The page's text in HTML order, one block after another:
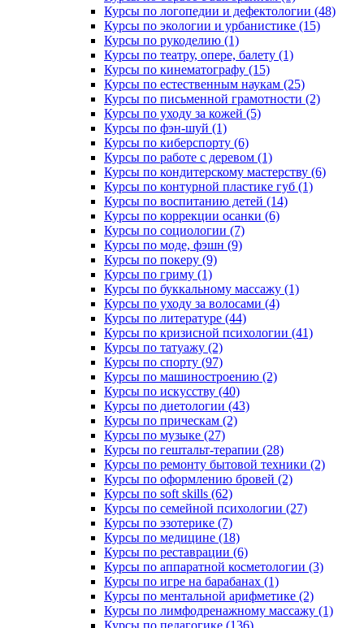
Курсы по логопедии и дефектологии (48)
Курсы по экологии и урбанистике (15)
Курсы по рукоделию (1)
Курсы по театру, опере, балету (1)
Курсы по кинематографу (15)
Курсы по естественным наукам (25)
Курсы по письменной грамотности (2)
Курсы по уходу за кожей (5)
Курсы по фэн-шуй (1)
Курсы по киберспорту (6)
Курсы по работе с деревом (1)
Курсы по кондитерскому мастерству (6)
Курсы по контурной пластике губ (1)
Курсы по воспитанию детей (14)
Курсы по коррекции осанки (6)
Курсы по социологии (7)
Курсы по моде, фэшн (9)
Курсы по покеру (9)
Курсы по гриму (1)
Курсы по буккальному массажу (1)
Курсы по уходу за волосами (4)
Курсы по литературе (44)
Курсы по кризисной психологии (41)
Курсы по татуажу (2)
Курсы по спорту (97)
Курсы по машиностроению (2)
Курсы по искусству (40)
Курсы по диетологии (43)
Курсы по прическам (2)
Курсы по музыке (27)
Курсы по гештальт-терапии (28)
Курсы по ремонту бытовой техники (2)
Курсы по оформлению бровей (2)
Курсы по soft skills (62)
Курсы по семейной психологии (27)
Курсы по эзотерике (7)
Курсы по медицине (18)
Курсы по реставрации (6)
Курсы по аппаратной косметологии (3)
Курсы по игре на барабанах (1)
Курсы по ментальной арифметике (2)
Курсы по лимфодренажному массажу (1)